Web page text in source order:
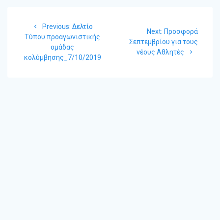
άρθρων
Previous: Previous
post:
Δελτίο
Τύπου προαγωνιστικής
ομάδας
κολύμβησης_7/10/2019
Next: Next
post:
Προσφορά
Σεπτεμβρίου για τους
νέους Αθλητές